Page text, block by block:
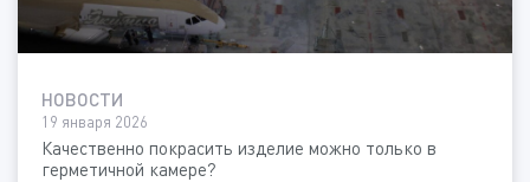
НОВОСТИ
19 января 2026
Качественно покрасить изделие можно только в
герметичной камере?